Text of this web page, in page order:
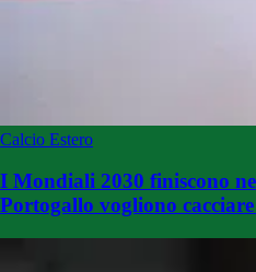
Calcio Estero
I Mondiali 2030 finiscono
Portogallo vogliono